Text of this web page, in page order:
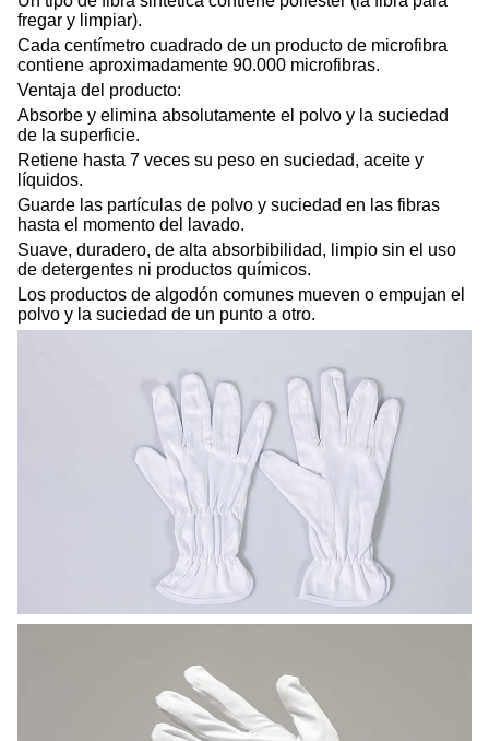
fregar y limpiar).
Cada centímetro cuadrado de un producto de microfibra
contiene aproximadamente 90.000 microfibras.
Ventaja del producto:
Absorbe y elimina absolutamente el polvo y la suciedad
de la superficie.
Retiene hasta 7 veces su peso en suciedad, aceite y
líquidos.
Guarde las partículas de polvo y suciedad en las fibras
hasta el momento del lavado.
Suave, duradero, de alta absorbibilidad, limpio sin el uso
de detergentes ni productos químicos.
Los productos de algodón comunes mueven o empujan el
polvo y la suciedad de un punto a otro.